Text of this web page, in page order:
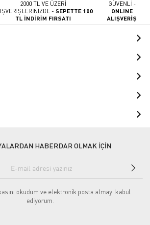
2000 TL VE ÜZERİ
-SEPETTE 100
TL İNDİRİM FIRSATI
GÜVENLİ -
ONLINE
ALIŞVERİŞ
HABERDAR OLMAK İÇİN
okudum ve elektronik posta almayı kabul
ediyorum.